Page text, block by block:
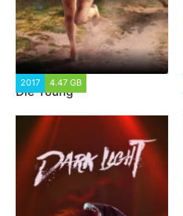
2017 4.47 GB
Die Young